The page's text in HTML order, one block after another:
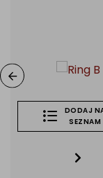
DODAJ
SEZNAM